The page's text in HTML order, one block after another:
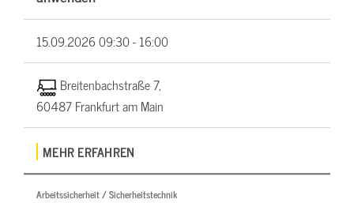
15.09.202609:30 - 16:00
Breitenbachstraße 7,
60487 Frankfurt am Main
MEHR ERFAHREN
Arbeitssicherheit / Sicherheitstechnik